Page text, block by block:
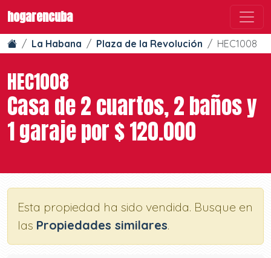
hogarencuba
La Habana Plaza de la Revolución HEC1008
HEC1008
Casa de 2 cuartos, 2 baños y
1 garaje por $ 120.000
Esta propiedad ha sido vendida. Busque en
las Propiedades similares.